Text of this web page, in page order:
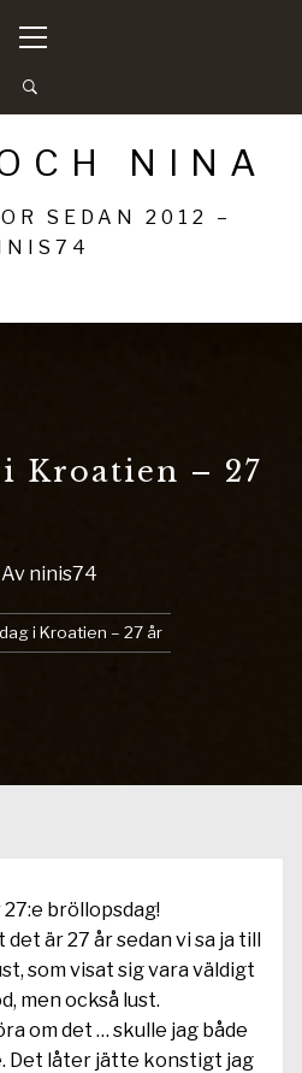
meny
NINA
SEDAN 2012 –
Kroatien – 27
Av ninis74
i Kroatien – 27 år
27:e bröllopsdag!
är 27 år sedan vi sa ja till
som visat sig vara väldigt
men också lust.
om det … skulle jag både
Det låter jätte konstigt jag